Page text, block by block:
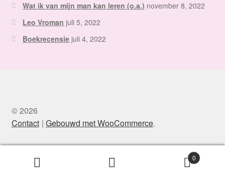
Wat ik van mijn man kan leren (o.a.) november 8, 2022
Leo Vroman juli 5, 2022
Boekrecensie juli 4, 2022
© 2026
Contact Gebouwd met WooCommerce.
0